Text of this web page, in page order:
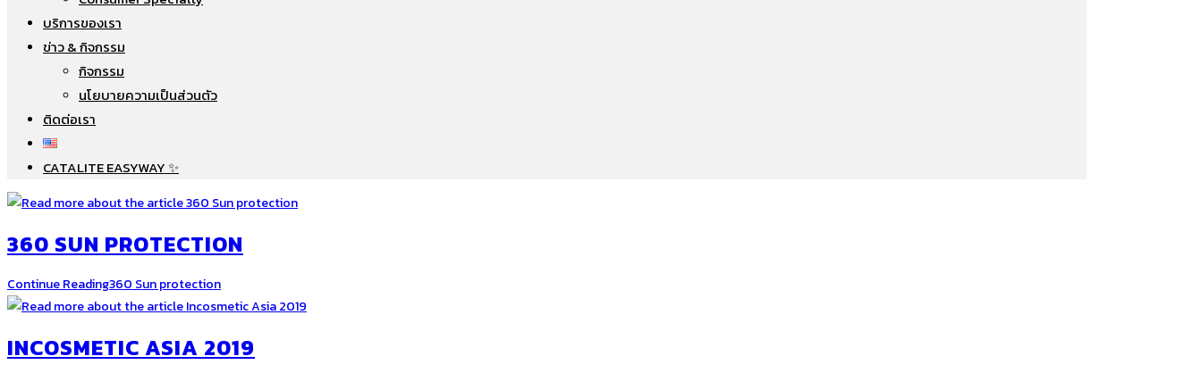
บริการของเรา
ข่าว & กิจกรรม
กิจกรรม
นโยบายความเป็นส่วนตัว
ติดต่อเรา
CATALITE EASYWAY ✨
360 SUN PROTECTION
Continue Reading360 Sun protection
INCOSMETIC ASIA 2019